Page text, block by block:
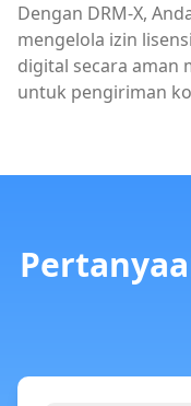
Dengan DRM-X,
mengelola izin
digital secara aman
untuk pengiriman